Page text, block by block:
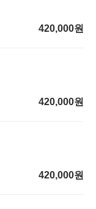
420,000원
420,000원
420,000원